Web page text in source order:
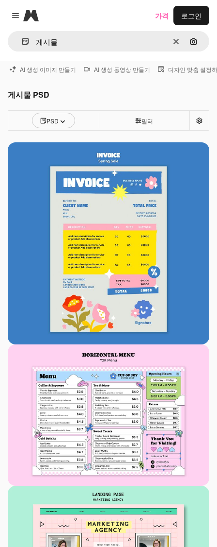
Close menu
Magnific
지우기이미지
가격 로그인
AI 생성 이미지 만들기 AI 생성 동영상 만들기 디자인 맞춤 설정
게시물 PSD
PSD 필터